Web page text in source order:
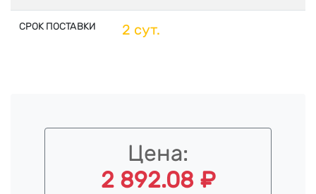
СРОК ПОСТАВКИ 2 сут.
Цена:
2 892.08 ₽